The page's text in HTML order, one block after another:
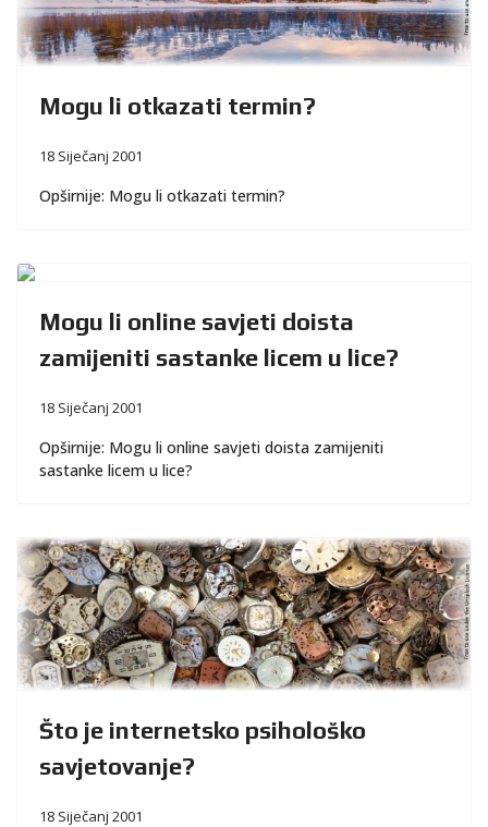
Mogu li otkazati termin?
18 Siječanj 2001
Opširnije: Mogu li otkazati termin?
Mogu li online savjeti doista
zamijeniti sastanke licem u lice?
18 Siječanj 2001
Opširnije: Mogu li online savjeti doista zamijeniti
sastanke licem u lice?
Što je internetsko psihološko
savjetovanje?
18 Siječanj 2001